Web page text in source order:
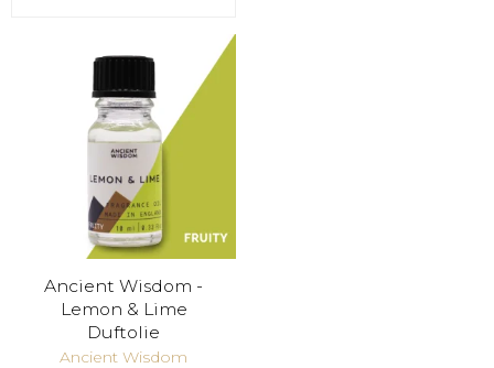
Ancient Wisdom -
Lemon & Lime
Duftolie
Ancient Wisdom